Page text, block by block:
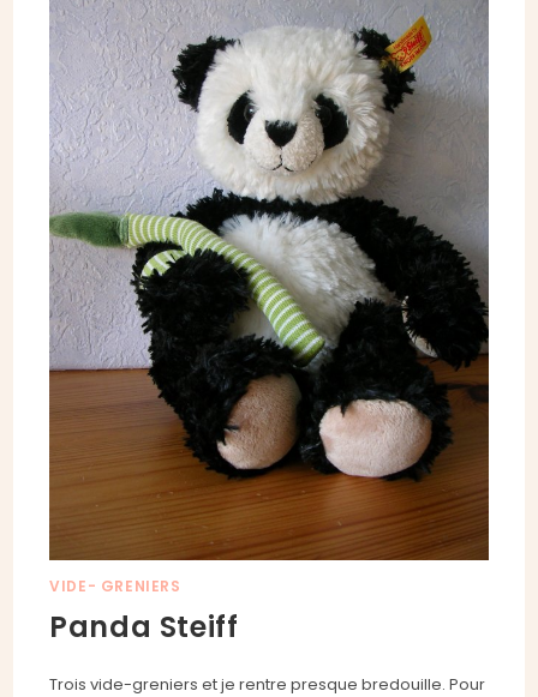
VIDE- GRENIERS
Panda Steiff
Trois vide-greniers et je rentre presque bredouille. Pour